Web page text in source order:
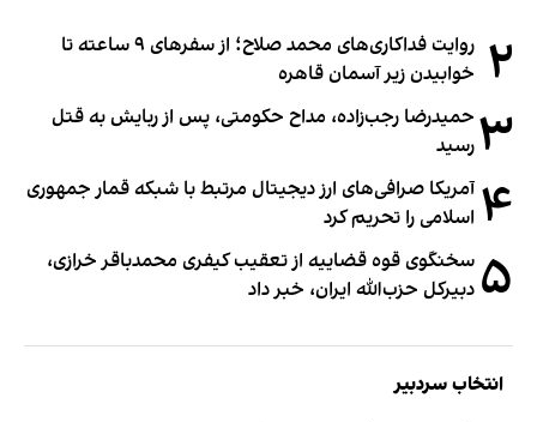
۲
روایت فداکاری‌های محمد صلاح؛ از سفرهای ۹ ساعته تا
خوابیدن زیر آسمان قاهره
۳ حمیدرضا رجب‌زاده، مداح حکومتی، پس از ربایش به قتل
رسید
۴ آمریکا صرافی‌های ارز دیجیتال مرتبط با شبکه قمار جمهوری
اسلامی را تحریم کرد
۵ سخنگوی قوه قضاییه از تعقیب کیفری محمدباقر خرازی،
دبیر‌کل حزب‌الله ایران، خبر داد
انتخاب سردبیر